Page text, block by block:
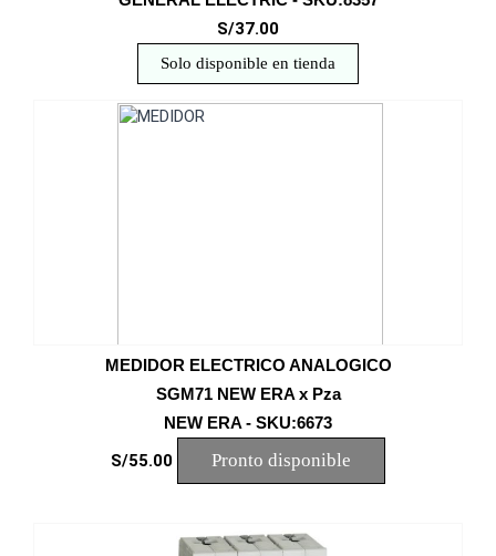
S/37.00
Solo disponible en tienda
MEDIDOR ELECTRICO ANALOGICO
SGM71 NEW ERA x Pza
NEW ERA - SKU:6673
S/55.00 Pronto disponible